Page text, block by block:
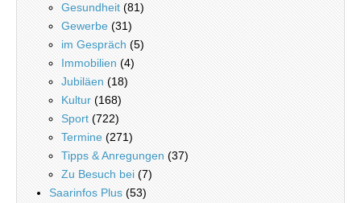
Gesundheit (81)
Gewerbe (31)
im Gespräch (5)
Immobilien (4)
Jubiläen (18)
Kultur (168)
Sport (722)
Termine (271)
Tipps & Anregungen (37)
Zu Besuch bei (7)
Saarinfos Plus (53)